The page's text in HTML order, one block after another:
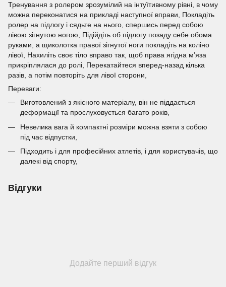
Тренування з ролером зрозумілий на інтуїтивному рівні, в чому
можна переконатися на прикладі наступної вправи, Покладіть
ролер на підлогу і сядьте на нього, спершись перед собою
лівою зігнутою ногою, Підійдіть об підлогу позаду себе обома
руками, а щиколотка правої зігнутої ноги покладіть на коліно
лівої, Нахиліть своє тіло вправо так, щоб права ягідна м’яза
прикріплялася до ролі, Перекатайтеся вперед-назад кілька
разів, а потім повторіть для лівої сторони,
Переваги:
Виготовлений з якісного матеріалу, він не піддається
деформації та прослуховується багато років,
Невелика вага й компактні розміри можна взяти з собою
під час відпустки,
Підходить і для професійних атлетів, і для користувачів, що
далекі від спорту,
Відгуки
Додайте перший відгук